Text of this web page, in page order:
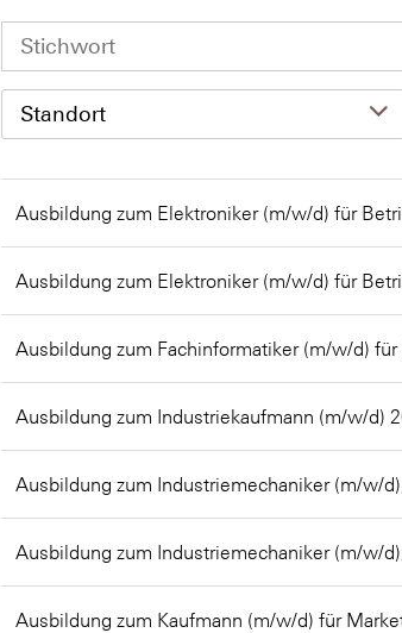
Standort
Ausbildung zum Elektroniker (m/w/d) für
Ausbildung zum Elektroniker (m/w/d) für
Ausbildung zum Fachinformatiker (m/w/d)
Ausbildung zum Industriekaufmann (m/w/d)
Ausbildung zum Industriemechaniker (m/w/
Ausbildung zum Industriemechaniker (m/w/
Ausbildung zum Kaufmann (m/w/d) für